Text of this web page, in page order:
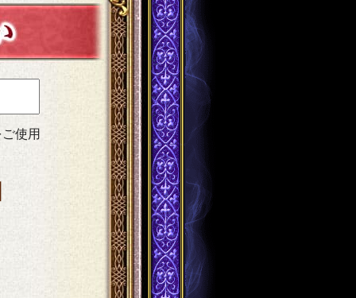
使用